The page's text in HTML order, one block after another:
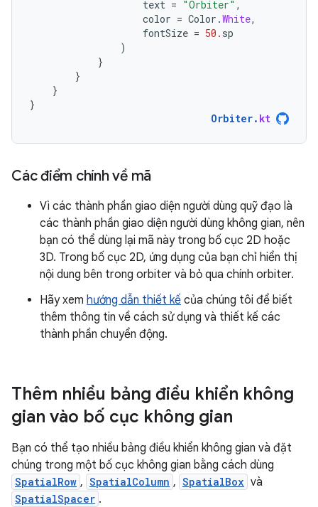
text = "Orbiter" ,
color = Color .White,
fontSize = 50. sp
)
}
}
}
}
Orbiter. kt
Các điểm chính về mã
Vì các thành phần giao diện người dùng quỹ đạo là
các thành phần giao diện người dùng không gian, nên
bạn có thể dùng lại mã này trong bố cục 2D hoặc
3D. Trong bố cục 2D, ứng dụng của bạn chỉ hiển thị
nội dung bên trong orbiter và bỏ qua chính orbiter.
Hãy xem hướng dẫn thiết kế của chúng tôi để biết
thêm thông tin về cách sử dụng và thiết kế các
thành phần chuyển động.
Thêm nhiều bảng điều khiển không
gian vào bố cục không gian
Bạn có thể tạo nhiều bảng điều khiển không gian và đặt
chúng trong một bố cục không gian bằng cách dùng
SpatialRow , SpatialColumn , SpatialBox và
SpatialSpacer .